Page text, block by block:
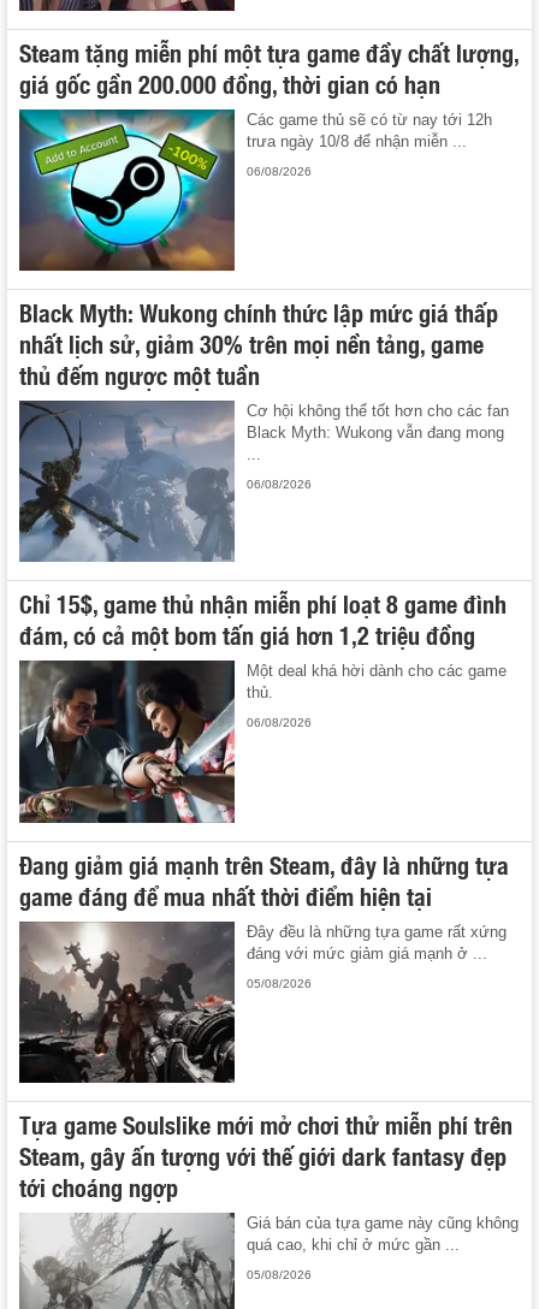
Steam tặng miễn phí một tựa game đầy chất lượng,
giá gốc gần 200.000 đồng, thời gian có hạn
Các game thủ sẽ có từ nay tới 12h
trưa ngày 10/8 để nhận miễn ...
06/08/2026
Black Myth: Wukong chính thức lập mức giá thấp
nhất lịch sử, giảm 30% trên mọi nền tảng, game
thủ đếm ngược một tuần
Cơ hội không thể tốt hơn cho các fan
Black Myth: Wukong vẫn đang mong
06/08/2026
Chỉ 15$, game thủ nhận miễn phí loạt 8 game đình
đám, có cả một bom tấn giá hơn 1,2 triệu đồng
Một deal khá hời dành cho các game
thủ.
06/08/2026
Đang giảm giá mạnh trên Steam, đây là những tựa
game đáng để mua nhất thời điểm hiện tại
Đây đều là những tựa game rất xứng
đáng với mức giảm giá mạnh ở ...
05/08/2026
Tựa game Soulslike mới mở chơi thử miễn phí trên
Steam, gây ấn tượng với thế giới dark fantasy đẹp
tới choáng ngợp
Giá bán của tựa game này cũng không
quá cao, khi chỉ ở mức gần ...
05/08/2026